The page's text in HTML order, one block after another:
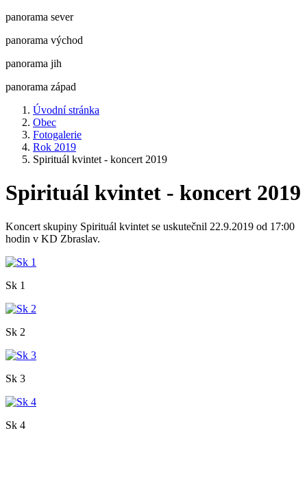
panorama sever
panorama východ
panorama jih
panorama západ
Úvodní stránka
Obec
Fotogalerie
Rok 2019
Spirituál kvintet - koncert 2019
Spirituál kvintet - koncert 2019
Koncert skupiny Spirituál kvintet se uskutečnil 22.9.2019 od 17:00
hodin v KD Zbraslav.
Sk 1
Sk 2
Sk 3
Sk 4